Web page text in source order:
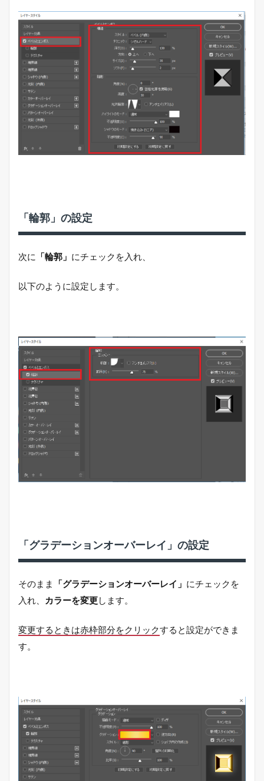
「輪郭」の設定
次に 「輪郭」 にチェックを入れ、
以下のように設定します。
「グラデーションオーバーレイ」の設定
そのまま 「グラデーションオーバーレイ」 にチェックを
入れ、
カラーを変更します。
変更するときは赤枠部分をクリックすると設定ができま
す。